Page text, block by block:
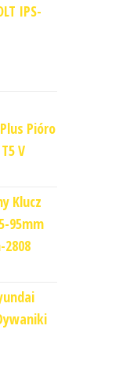
IPS-
Pióro
V
Klucz
95mm